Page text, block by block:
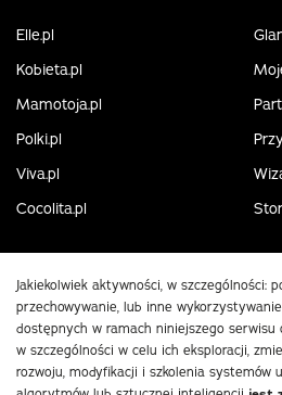
Elle.pl
Kobieta.pl
Mamotoja.pl
Polki.pl
Viva.pl
Cocolita.pl
Jakiekolwiek aktywności, w szczególności:
przechowywanie, lub inne
dostępnych w ramach niniejszego serwisu
w szczególności w celu ich eksploracji,
rozwoju, modyfikacji i szkolenia systemów